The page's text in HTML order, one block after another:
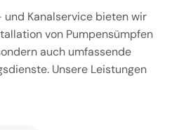
Kanalservice bieten wir
von Pumpensümpfen
auch umfassende
Unsere Leistungen